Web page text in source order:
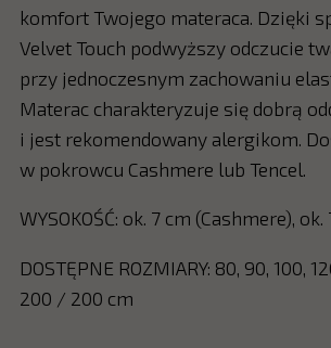
komfort Twojego materaca. Dzięki
Velvet Touch podwyższy odczucie
przy jednoczesnym zachowaniu
Materac charakteryzuje się dobrą
i jest rekomendowany alergikom.
w pokrowcu Cashmere lub Tencel.
WYSOKOŚĆ: ok. 7 cm (Cashmere),
DOSTĘPNE ROZMIARY: 80, 90, 100,
200 / 200 cm